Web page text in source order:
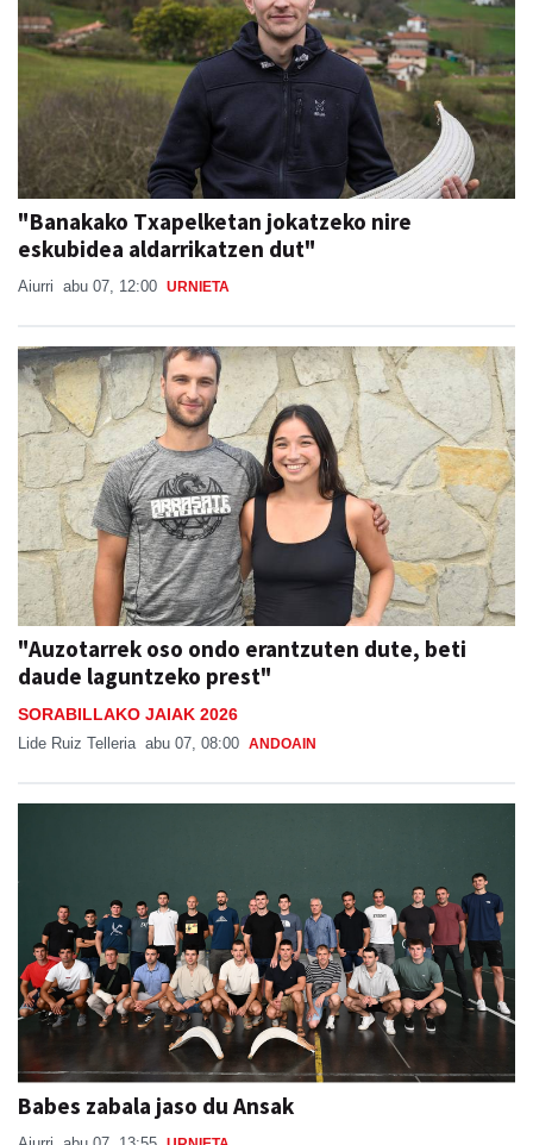
"Banakako Txapelketan jokatzeko nire
eskubidea aldarrikatzen dut"
Aiurri abu 07, 12:00 URNIETA
"Auzotarrek oso ondo erantzuten dute, beti
daude laguntzeko prest"
SORABILLAKO JAIAK 2026
Lide Ruiz Telleria abu 07, 08:00 ANDOAIN
Babes zabala jaso du Ansak